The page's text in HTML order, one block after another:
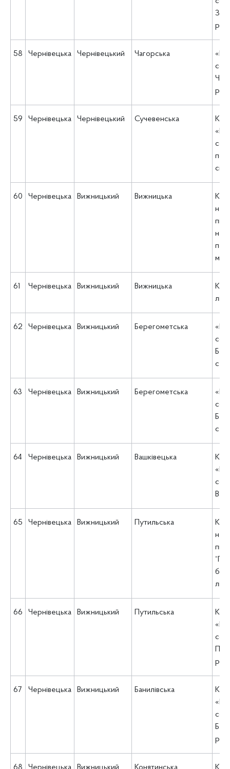
58 Чернівецька Чернівецький Чагорська
59 Чернівецька Чернівецький Сучевенська
60 Чернівецька Вижницький Вижницька
61 Чернівецька Вижницький Вижницька
КНП
62 Чернівецька Вижницький Берегометська
63 Чернівецька Вижницький Берегометська
64 Чернівецька Вижницький Вашківецька
65 Чернівецька Вижницький Путильська
66 Чернівецька Вижницький Путильська
67 Чернівецька Вижницький Банилівська